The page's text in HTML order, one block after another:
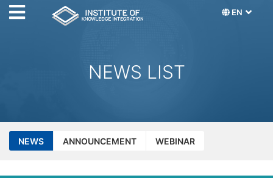
EN
NEWS LIST
NEWS ANNOUNCEMENT WEBINAR